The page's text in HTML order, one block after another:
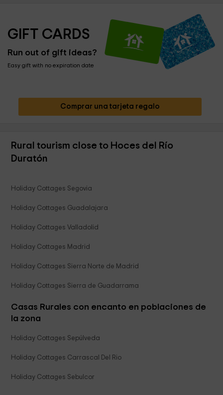
GIFT CARDS
Run out of gift ideas?
Easy gift with no expiration date
Comprar una tarjeta regalo
Rural tourism close to Hoces del Río
Duratón
Holiday Cottages Segovia
Holiday Cottages Guadalajara
Holiday Cottages Valladolid
Holiday Cottages Madrid
Holiday Cottages Sierra Norte de Madrid
Holiday Cottages Sierra de Guadarrama
Casas Rurales con encanto en poblaciones de
la zona
Holiday Cottages Sepúlveda
Holiday Cottages Carrascal Del Rio
Holiday Cottages Sebulcor